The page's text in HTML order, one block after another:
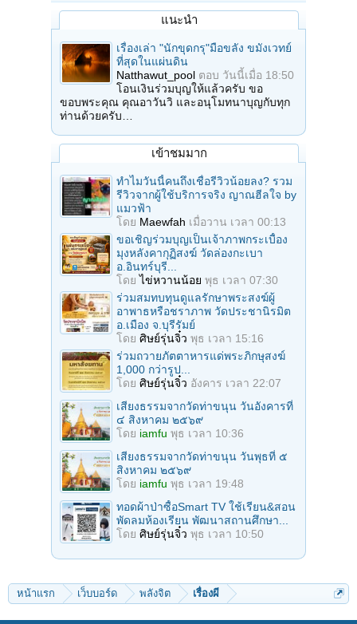
แนะนำ
เรื่องเล่า "นักขุดกรุ"มือขลัง ขมังเวทย์
ที่สุดในแผ่นดิน
Natthawut_pool ตอบ วันนี้เมื่อ 18:50
โอนเงินร่วมบุญให้แล้วครับ ขอ
ขอบพระคุณ คุณอาวันวิ และอนุโมทนาบุญกับทุก
ท่านด้วยครับ…
เข้าชมมาก
ทำไมวันนี้คนถึงเชื่อรีวิวน้อยลง? รวม
รีวิวจากผู้ใช้บริการจริง ญาณฮีลใจ by
แมวฟ้า
โดย Maewfah เมื่อวาน เวลา 00:13
ขอเชิญร่วมบุญเป็นเจ้าภาพกระเบื้อง
มุงหลังคากุฏิสงฆ์ วัดล่องกะเบา
อ.อินทร์บุรี...
โดยไข่หวานน้อย พุธ เวลา 07:30
ร่วมสมทบทุนดูแลรักษาพระสงฆ์ผู้
อาพาธหรือชราภาพ วัดประชานิรมิต
อ.เมือง จ.บุรีรัมย์
โดย ศิษย์รุ่นจิ๋ว พุธ เวลา 15:16
ร่วมถวายภัตตาหารแด่พระภิกษุสงฆ์
1,000 กว่ารูป...
โดย ศิษย์รุ่นจิ๋ว อังคาร เวลา 22:07
เสียงธรรมจากวัดท่าขนุน วันอังคารที่
๔ สิงหาคม ๒๕๖๙
โดย iamfu พุธ เวลา 10:36
เสียงธรรมจากวัดท่าขนุน วันพุธที่ ๕
สิงหาคม ๒๕๖๙
โดย iamfu พุธ เวลา 19:48
ทอดผ้าป่าซื้อSmart TV ใช้เรียน&สอน
พัดลมห้องเรียน พัฒนาสถานศึกษา...
โดย ศิษย์รุ่นจิ๋ว พุธ เวลา 10:50
หน้าแรก เว็บบอร์ด พลังจิต เรื่องผี